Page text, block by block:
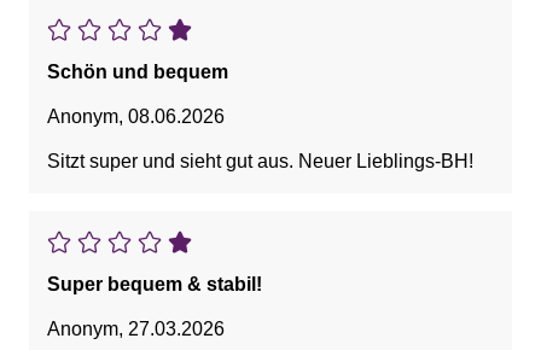
Schön und bequem
Anonym, 08.06.2026
Sitzt super und sieht gut aus. Neuer Lieblings-BH!
Super bequem & stabil!
Anonym, 27.03.2026